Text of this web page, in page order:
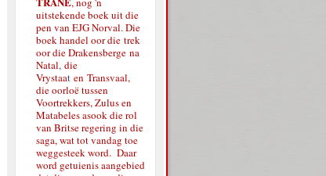
uitstekende boek uit die
pen van EJG Norval. Die
boek handel oor die trek
oor die Drakensberge na
Natal, die
Vrystaat en Transvaal,
die oorloë tussen
Voortrekkers, Zulus en
Matabeles asook die rol
van Britse regering in die
saga, wat tot vandag toe
weggesteek word. Daar
word getuienis aangebied